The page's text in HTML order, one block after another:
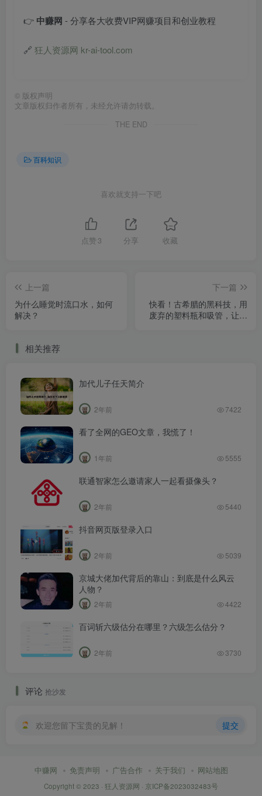
👉 中赚网 - 分享各大收费VIP网赚项目和创业教程
🔗 狂人资源网 kr-ai-tool.com
© 版权声明
文章版权归作者所有，未经允许请勿转载。
THE END
百科知识
喜欢就支持一下吧
点赞 3 分享 收藏
上一篇
为什么睡觉时流口水，如何
解决？
下一篇
快看！古希腊的黑科技，用
废弃的塑料瓶和吸管，让孩
相关推荐
加代儿子任天简介
2年前 7422
看了全网的GEO文章，我慌了！
1年前 5555
联通智家怎么邀请家人一起看摄像头？
2年前 5440
抖音网页版登录入口
2年前 5039
京城大佬加代背后的靠山：到底是什么风云
人物？
2年前 4422
百词斩六级估分在哪里？六级怎么估分？
2年前 3730
评论 抢沙发
欢迎您留下宝贵的见解！ 提交
中赚网 免责声明 广告合作 关于我们 网站地图
Copyright © 2023 · 狂人资源网 · 京ICP备2023032483号